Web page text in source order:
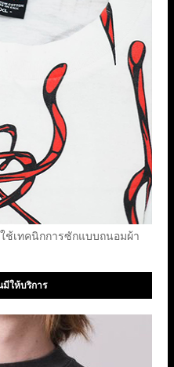
ช้เทคนิกการซักแบบถนอมผ้า
มีให้บริการ